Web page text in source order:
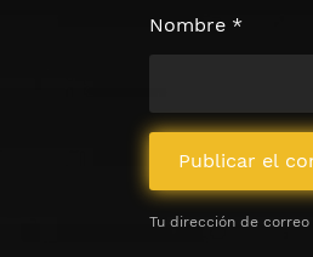
Tu dirección de
Nombre *